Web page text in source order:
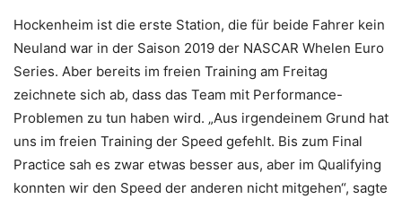
Hockenheim ist die erste Station, die für beide Fahrer kein
Neuland war in der Saison 2019 der NASCAR Whelen Euro
Series. Aber bereits im freien Training am Freitag
zeichnete sich ab, dass das Team mit Performance-
Problemen zu tun haben wird. „Aus irgendeinem Grund hat
uns im freien Training der Speed gefehlt. Bis zum Final
Practice sah es zwar etwas besser aus, aber im Qualifying
konnten wir den Speed der anderen nicht mitgehen“, sagte